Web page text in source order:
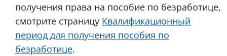
получения права на пособие по безработице,
смотрите страницу Квалификационный
период для получения пособия по
безработице.